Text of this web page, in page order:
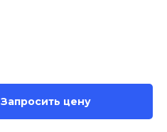
Запросить цену